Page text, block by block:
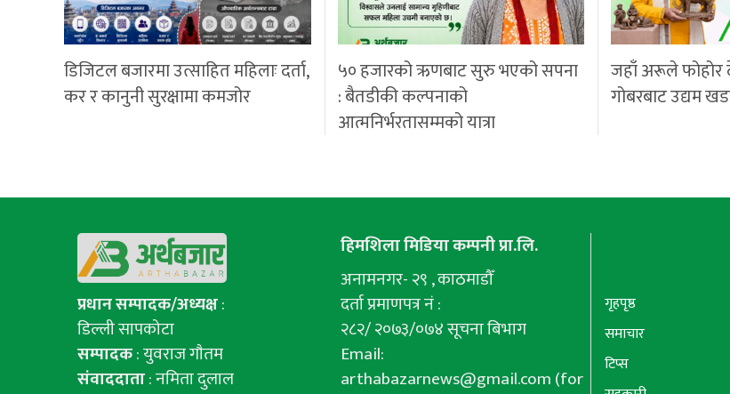
डिजिटल बजारमा उत्साहित महिलाः दर्ता,
कर र कानुनी सुरक्षामा कमजोर
५० हजारको ऋणबाट सुरु भएको सपना
: बैतडीकी कल्पनाको
आत्मनिर्भरतासम्मको यात्रा
जहाँ अरूले फोहोर
गोबरबाट उद्यम
प्रधान सम्पादक/अध्यक्ष:
डिल्ली सापकोटा
सम्पादक: युवराज गाैतम
संवाददाता: नमिता दुलाल
हिमशिला मिडिया कम्पनी प्रा.लि.
अनामनगर- २९ , काठमाडौँ
दर्ता प्रमाणपत्र नं :
२८२/ २०७३/०७४ सूचना बिभाग
Email:
arthabazarnews@gmail.com(for
गृहपृष्ठ
समाचार
टिप्स